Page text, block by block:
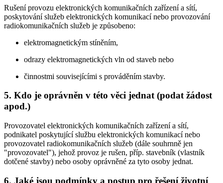
Rušení provozu elektronických komunikačních zařízení a sítí,
poskytování služeb elektronických komunikací nebo provozování
radiokomunikačních služeb je způsobeno:
elektromagnetickým stíněním,
odrazy elektromagnetických vln od staveb nebo
činnostmi souvisejícími s prováděním stavby.
5. Kdo je oprávněn v této věci jednat (podat žádost
apod.)
Provozovatel elektronických komunikačních zařízení a sítí,
podnikatel poskytující službu elektronických komunikací nebo
provozovatel radiokomunikačních služeb (dále souhrnně jen
"provozovatel"), jehož provoz je rušen, příp. stavebník (vlastník
dotčené stavby) nebo osoby oprávněné za tyto osoby jednat.
6. Jaké jsou podmínky a postup pro řešení životní